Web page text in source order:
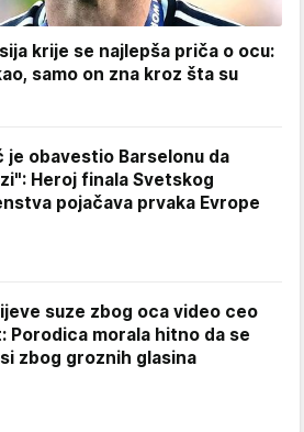
krije se najlepša priča o ocu:
samo on zna kroz šta su
je obavestio Barselonu da
Heroj finala Svetskog
pojačava prvaka Evrope
suze zbog oca video ceo
Porodica morala hitno da se
zbog groznih glasina